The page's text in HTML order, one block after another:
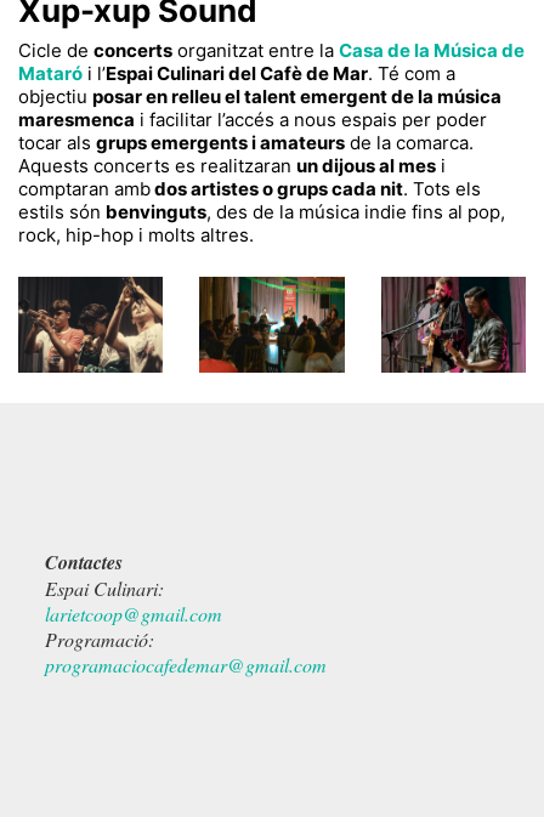
Xup-xup Sound
Cicle de concerts organitzat entre la Casa de la Música de
Mataró i l’Espai Culinari del Cafè de Mar. Té com a
objectiu posar en relleu el talent emergent de la música
maresmenca i facilitar l’accés a nous espais per poder
tocar als grups emergents i amateurs de la comarca.
Aquests concerts es realitzaran un dijous al mes i
comptaran ambdos artistes o grups cada nit. Tots els
estils són benvinguts, des de la música indie fins al pop,
rock, hip-hop i molts altres.
Contactes
Espai Culinari:
larietcoop@gmail.com
Programació:
programaciocafedemar@gmail.com